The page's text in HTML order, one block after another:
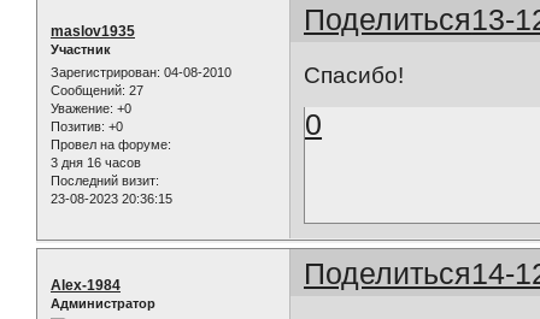
Поделиться13-
maslov1935
Участник
Зарегистрирован: 04-08-2010
Сообщений: 27
Уважение: +0
Позитив: +0
Провел на форуме:
3 дня 16 часов
Последний визит:
23-08-2023 20:36:15
Спасибо!
0
Поделиться14-
Alex-1984
Администратор